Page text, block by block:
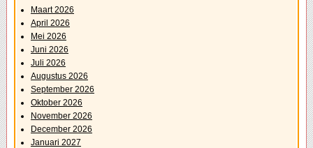
Maart 2026
April 2026
Mei 2026
Juni 2026
Juli 2026
Augustus 2026
September 2026
Oktober 2026
November 2026
December 2026
Januari 2027